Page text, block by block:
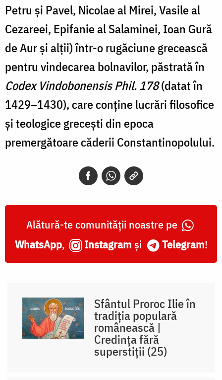
Petru și Pavel, Nicolae al Mirei, Vasile al
Cezareei, Epifanie al Salaminei, Ioan Gură
de Aur și alții) într-o rugăciune grecească
pentru vindecarea bolnavilor, păstrată în
Codex Vindobonensis Phil. 178(datat în
1429–1430), care conține lucrări filosofice
și teologice grecești din epoca
premergătoare căderii Constantinopolului.
Alătură-te comunității noastre pe
WhatsApp, Instagram și Telegram!
Sfântul Proroc Ilie în
tradiția populară
românească |
Credința fără
superstiții (25)